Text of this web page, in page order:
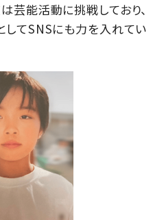
芸能活動に挑戦しており、
してSNSにも力を入れてい